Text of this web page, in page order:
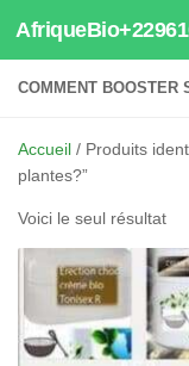
Au dessous du
COMMENT BOOSTER
Accueil / Produits
plantes?”
Voici le seul résultat